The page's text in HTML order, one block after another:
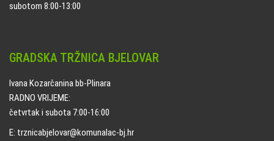
subotom 8:00-13:00
GRADSKA TRŽNICA BJELOVAR
Ivana Kozarčanina bb-Plinara
RADNO VRIJEME:
četvrtak i subota 7:00-16:00
E: trznicabjelovar@komunalac-bj.hr